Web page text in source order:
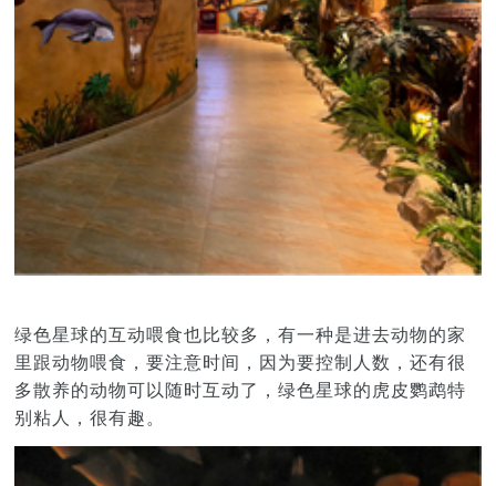
绿色星球的互动喂食也比较多，有一种是进去动物的家
里跟动物喂食，要注意时间，因为要控制人数，还有很
多散养的动物可以随时互动了，绿色星球的虎皮鹦鹉特
别粘人，很有趣。